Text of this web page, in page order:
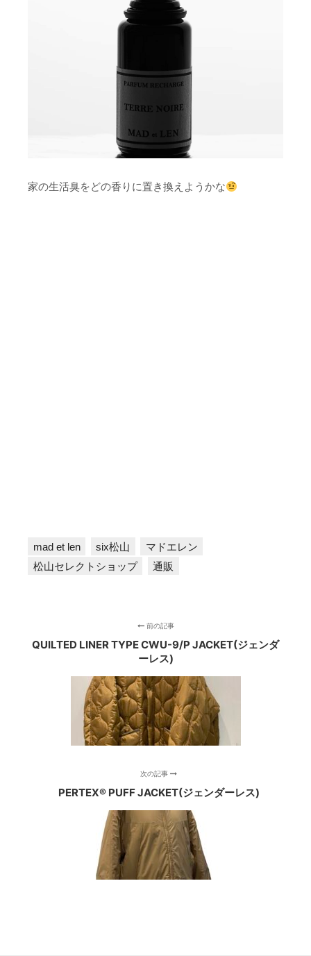
家の生活臭をどの香りに置き換えようかな
mad et len six松山
マドエレン
松山セレクトショップ
通販
前の記事
QUILTED LINER TYPE CWU-9/P JACKET(ジェンダ
ーレス)
次の記事
PERTEX® PUFF JACKET(ジェンダーレス)